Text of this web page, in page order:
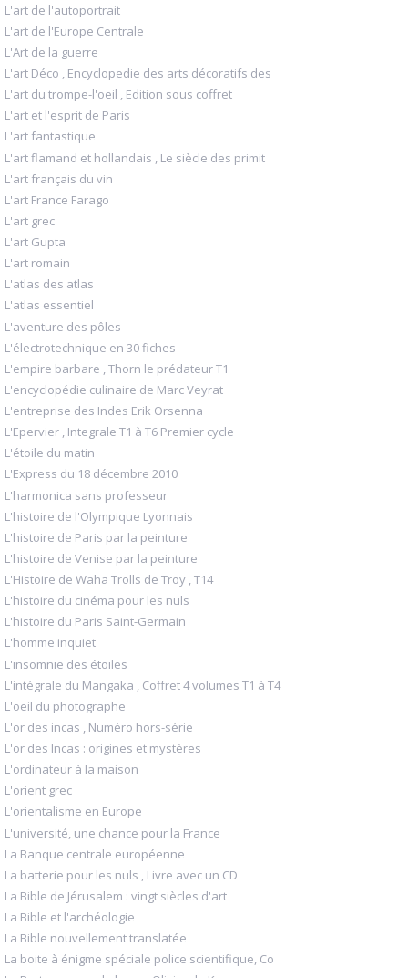
L'art de l'autoportrait
L'art de l'Europe Centrale
L'Art de la guerre
L'art Déco , Encyclopedie des arts décoratifs des
L'art du trompe-l'oeil , Edition sous coffret
L'art et l'esprit de Paris
L'art fantastique
L'art flamand et hollandais , Le siècle des primit
L'art français du vin
L'art France Farago
L'art grec
L'art Gupta
L'art romain
L'atlas des atlas
L'atlas essentiel
L'aventure des pôles
L'électrotechnique en 30 fiches
L'empire barbare , Thorn le prédateur T1
L'encyclopédie culinaire de Marc Veyrat
L'entreprise des Indes Erik Orsenna
L'Epervier , Integrale T1 à T6 Premier cycle
L'étoile du matin
L'Express du 18 décembre 2010
L'harmonica sans professeur
L'histoire de l'Olympique Lyonnais
L'histoire de Paris par la peinture
L'histoire de Venise par la peinture
L'Histoire de Waha Trolls de Troy , T14
L'histoire du cinéma pour les nuls
L'histoire du Paris Saint-Germain
L'homme inquiet
L'insomnie des étoiles
L'intégrale du Mangaka , Coffret 4 volumes T1 à T4
L'oeil du photographe
L'or des incas , Numéro hors-série
L'or des Incas : origines et mystères
L'ordinateur à la maison
L'orient grec
L'orientalisme en Europe
L'université, une chance pour la France
La Banque centrale européenne
La batterie pour les nuls , Livre avec un CD
La Bible de Jérusalem : vingt siècles d'art
La Bible et l'archéologie
La Bible nouvellement translatée
La boite à énigme spéciale police scientifique, Co